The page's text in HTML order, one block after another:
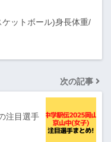
ットボール)身長体重/
次の記事
注目選手